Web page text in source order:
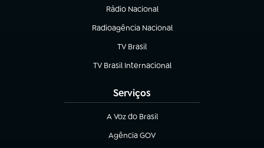
Rádio Nacional
(abre em nova aba)
Radioagência Nacional
(abre em nova aba)
TV Brasil
(abre em nova aba)
TV Brasil Internacional
(abre em nova aba)
Serviços
A Voz do Brasil
(abre em nova aba)
Agência GOV
(abre em nova aba)